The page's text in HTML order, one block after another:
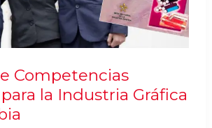
Competencias
la Industria Gráfica